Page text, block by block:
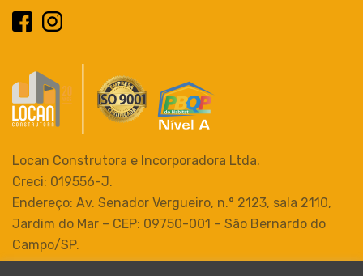
Locan Construtora e Incorporadora Ltda.
Creci: 019556-J.
Endereço: Av. Senador Vergueiro, n.° 2123, sala 2110,
Jardim do Mar – CEP: 09750-001 – São Bernardo do
Campo/SP.